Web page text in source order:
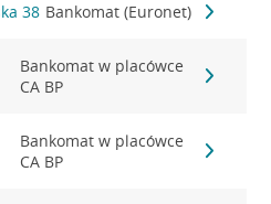
38 Bankomat (Euronet)
Bankomat w placówce
CA BP
Bankomat w placówce
CA BP